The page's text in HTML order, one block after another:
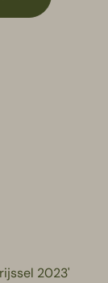
2023'